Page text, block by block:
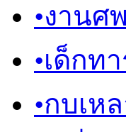
•งานศ
•เด็กท
•กบเห